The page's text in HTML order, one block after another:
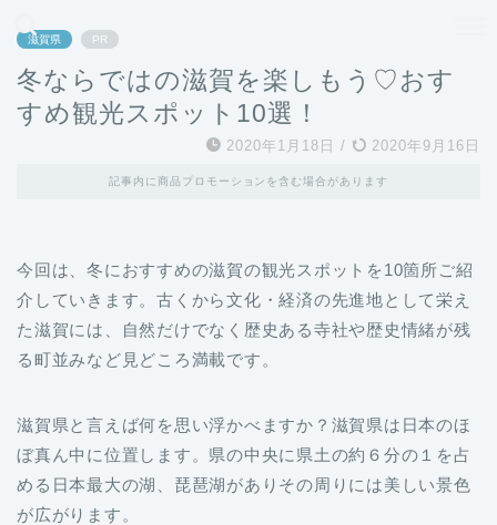
滋賀県 PR
冬ならではの滋賀を楽しもう♡おす
すめ観光スポット10選！
2020年1月18日 / 2020年9月16日
記事内に商品プロモーションを含む場合があります
今回は、冬におすすめの滋賀の観光スポットを10箇所ご紹
介していきます。古くから文化・経済の先進地として栄え
た滋賀には、自然だけでなく歴史ある寺社や歴史情緒が残
る町並みなど見どころ満載です。
滋賀県と言えば何を思い浮かべますか？滋賀県は日本のほ
ぼ真ん中に位置します。県の中央に県土の約６分の１を占
める日本最大の湖、琵琶湖がありその周りには美しい景色
が広がります。